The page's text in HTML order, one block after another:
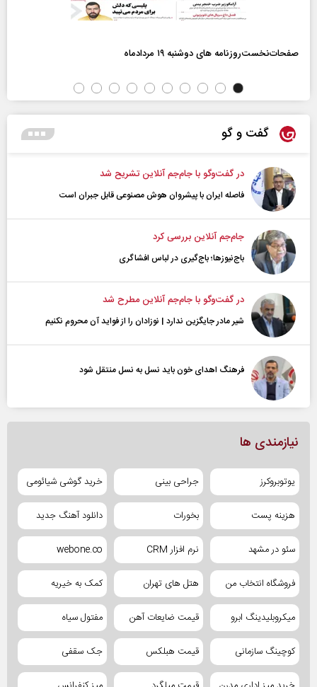
صفحات‌نخست‌روزنامه ها‌ی دوشنبه ۱۹ مردادماه
گفت و گو
در گفت‌و‌گو با جام‌جم آنلاین تشریح شد
فاصله ایران با پیشرو‌ان هوش مصنوعی قابل جبران است
جام‌جم آنلاین بررسی کرد
باج‌نیوزها؛ باج‌گیری در لباس افشاگری
در گفت‌و‌گو با جام‌جم آنلاین مطرح شد
شیر مادر جایگزین ندارد | نوزادان را از فواید آن محروم نکنیم
فرهنگ اهدای خون باید نسل به نسل منتقل شود
نیازمندی ها
یوتوبروکرز جراحی بینی خرید گوشی شیائومی
هزینه پست بخورات دانلود آهنگ جدید
سئو در مشهد نرم افزار CRM webone.co
فروشگاه انتخاب من هتل های تهران کمک به خیریه
میکروبلیدینگ ابرو قیمت ضایعات آهن مفتول سیاه
کوچینگ سازمانی قیمت هبلکس جک سقفی